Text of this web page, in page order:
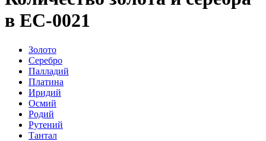
в ЕС-0021
Золото
Серебро
Палладий
Платина
Иридий
Осмий
Родий
Рутений
Тантал